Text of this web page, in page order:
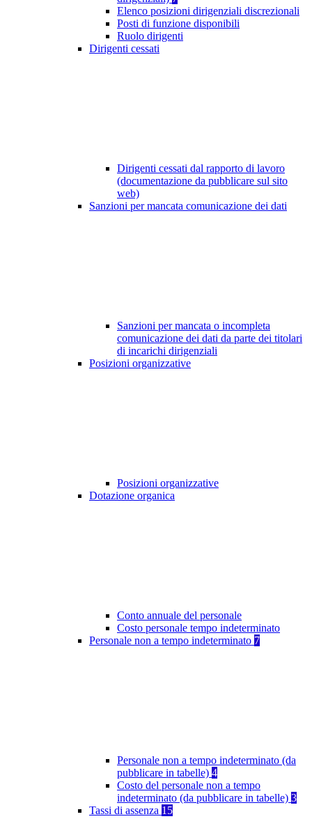
Elenco posizioni dirigenziali discrezionali
Posti di funzione disponibili
Ruolo dirigenti
Dirigenti cessati
Dirigenti cessati dal rapporto di lavoro
(documentazione da pubblicare sul sito
web)
Sanzioni per mancata comunicazione dei dati
Sanzioni per mancata o incompleta
comunicazione dei dati da parte dei titolari
di incarichi dirigenziali
Posizioni organizzative
Posizioni organizzative
Dotazione organica
Conto annuale del personale
Costo personale tempo indeterminato
Personale non a tempo indeterminato 7
Personale non a tempo indeterminato (da
pubblicare in tabelle) 4
Costo del personale non a tempo
indeterminato (da pubblicare in tabelle) 3
Tassi di assenza 15